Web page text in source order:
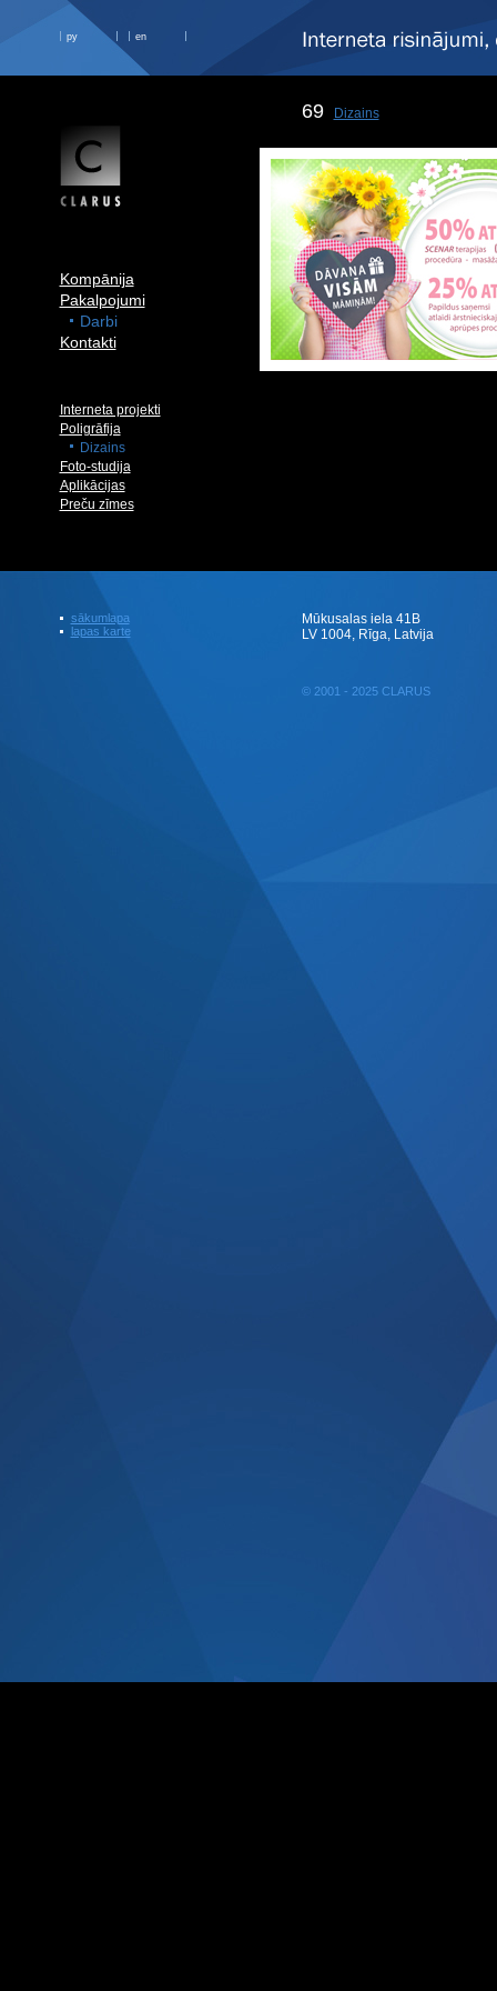
ру en
Kompānija
Pakalpojumi
Darbi
Kontakti
Interneta projekti
Poligrāfija
Dizains
Foto-studija
Aplikācijas
Preču zīmes
69 Dizains
sākumlapa
lapas karte
Mūkusalas iela 41B
LV 1004, Rīga, Latvija
© 2001 - 2025 CLARUS